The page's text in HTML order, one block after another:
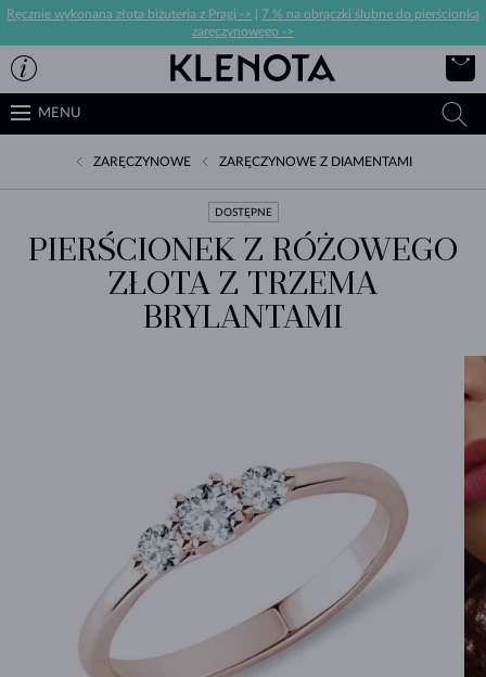
Ręcznie wykonana złota biżuteria z Pragi ->
7 % na obrączki ślubne do pierścionka
zaręczynowego ->
MENU
ZARĘCZYNOWE ZARĘCZYNOWE Z DIAMENTAMI
DOSTĘPNE
PIERŚCIONEK Z RÓŻOWEGO
ZŁOTA Z TRZEMA
BRYLANTAMI